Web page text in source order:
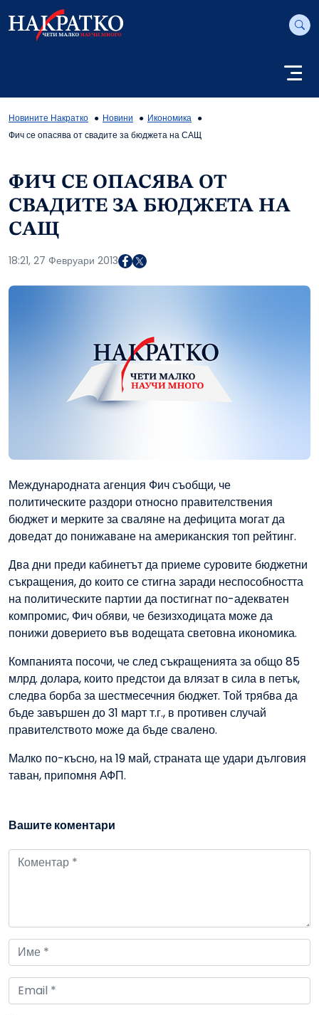
Новините Накратко Новини
Икономика
Фич се опасява от свадите за бюджета на САЩ
ФИЧ СЕ ОПАСЯВА ОТ
СВАДИТЕ ЗА БЮДЖЕТА НА
САЩ
18:21, 27 Февруари 2013
Международната агенция Фич съобщи, че
политическите раздори относно правителствения
бюджет и мерките за сваляне на дефицита могат да
доведат до понижаване на американския топ рейтинг.
Два дни преди кабинетът да приеме суровите бюджетни
съкращения, до които се стигна заради неспособността
на политическите партии да постигнат по-адекватен
компромис, Фич обяви, че безизходицата може да
понижи доверието във водещата световна икономика.
Компанията посочи, че след съкращенията за общо 85
млрд. долара, които предстои да влязат в сила в петък,
следва борба за шестмесечния бюджет. Той трябва да
бъде завършен до 31 март т.г., в противен случай
правителството може да бъде свалено.
Малко по-късно, на 19 май, страната ще удари дълговия
таван, припомня АФП.
Вашите коментари